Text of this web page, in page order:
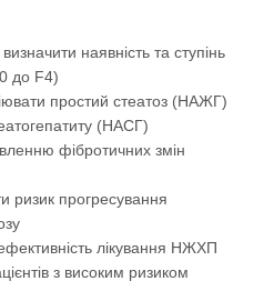
наявність та ступінь
до F4)
простий стеатоз (НАЖГ)
(НАСГ)
фібротичних змін
ризик прогресування
лікування НЖХП
з високим ризиком